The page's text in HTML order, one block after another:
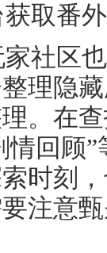
取番
社区
理隐
。在
情回顾
时刻
注意